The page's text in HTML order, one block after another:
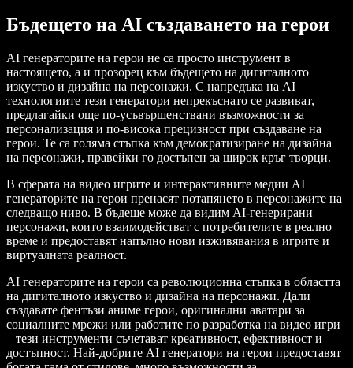
Бъдещето на AI създаването на герои
AI генераторите на герои не са просто инструмент в
настоящето, а и прозорец към бъдещето на дигиталното
изкуство и дизайна на персонажи. С напредъка на AI
технологиите тези генератори непрекъснато се развиват,
предлагайки още по-усъвършенствани възможности за
персонализация и по-висока прецизност при създаване на
герои. Те са голяма стъпка към демократизиране на дизайна
на персонажи, правейки го достъпен за широк кръг творци.
В сферата на видео игрите и интерактивните медии AI
генераторите на герои пренасят потапянето в персонажите на
следващо ниво. В бъдеще може да видим AI-генерирани
персонажи, които взаимодействат с потребителите в реално
време и предоставят напълно нови изживявания в игрите и
виртуалната реалност.
AI генераторите на герои са революционна стъпка в областта
на дигиталното изкуство и дизайна на персонажи. Дали
създавате фентъзи аниме герои, оригинални аватари за
социалните мрежи или работите по разработка на видео игри
– тези инструменти съчетават креативност, ефективност и
достъпност. Най-добрите AI генератори на герои предоставят